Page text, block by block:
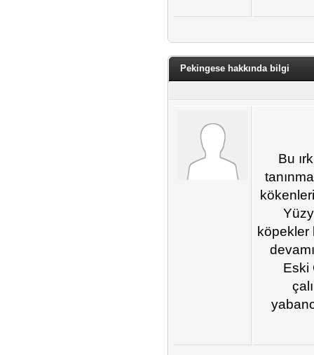
Pekingese hakkında bilgi
Bu
köpekler
Eski